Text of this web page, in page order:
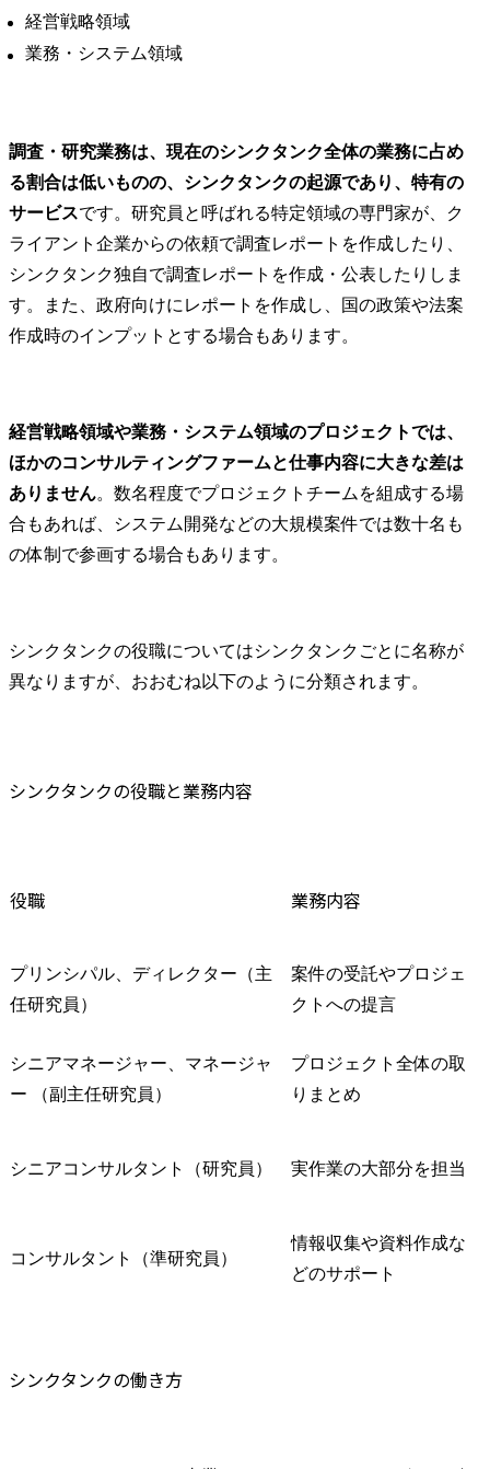
経営戦略領域
業務・システム領域
調査・研究業務は、現在のシンクタンク全体の業務に占め
る割合は低いものの、シンクタンクの起源であり、特有の
サービスです。研究員と呼ばれる特定領域の専門家が、ク
ライアント企業からの依頼で調査レポートを作成したり、
シンクタンク独自で調査レポートを作成・公表したりしま
す。また、政府向けにレポートを作成し、国の政策や法案
作成時のインプットとする場合もあります。
経営戦略領域や業務・システム領域のプロジェクトでは、
ほかのコンサルティングファームと仕事内容に大きな差は
ありません。数名程度でプロジェクトチームを組成する場
合もあれば、システム開発などの大規模案件では数十名も
の体制で参画する場合もあります。
シンクタンクの役職についてはシンクタンクごとに名称が
異なりますが、おおむね以下のように分類されます。
シンクタンクの役職と業務内容
役職 業務内容
プリンシパル、ディレクター（主
任研究員）
案件の受託やプロジェ
クトへの提言
シニアマネージャー、マネージャ
ー （副主任研究員）
プロジェクト全体の取
りまとめ
シニアコンサルタント（研究員） 実作業の大部分を担当
コンサルタント（準研究員）
情報収集や資料作成な
どのサポート
シンクタンクの働き方